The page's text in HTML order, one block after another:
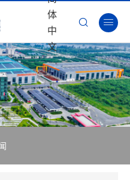
体
中
文
 